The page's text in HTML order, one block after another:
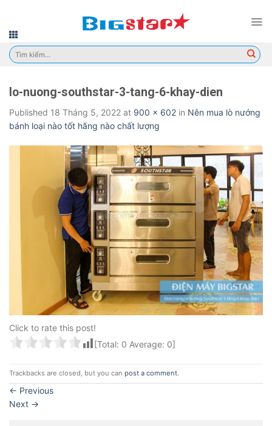
content
Tìm
kiếm:
lo-nuong-southstar-3-tang-6-khay-dien
Published 18 Tháng 5, 2022 at 900 × 602 in Nên mua lò nướng
bánh loại nào tốt hãng nào chất lượng
Click to rate this post!
[Total: 0 Average: 0]
Trackbacks are closed, but you can post a comment.
← Previous
Next →